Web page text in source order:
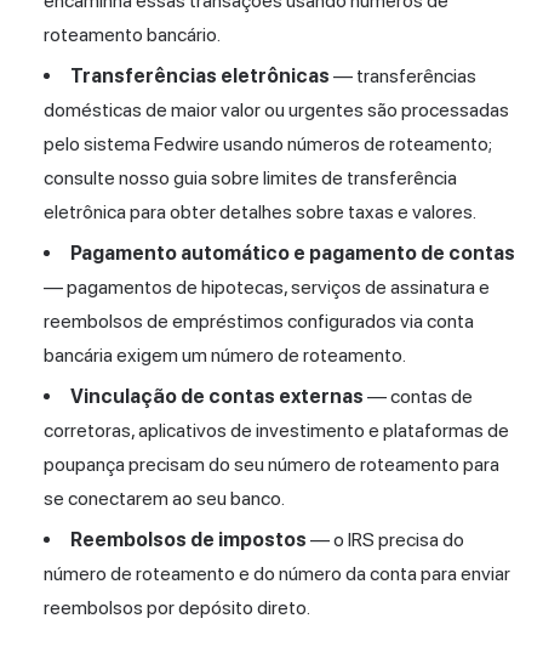
roteamento bancário.
Transferências eletrônicas — transferências
domésticas de maior valor ou urgentes são processadas
pelo sistema Fedwire usando números de roteamento;
consulte nosso guia sobre limites de transferência
eletrônica para obter detalhes sobre taxas e valores.
Pagamento automático e pagamento de contas
— pagamentos de hipotecas, serviços de assinatura e
reembolsos de empréstimos configurados via conta
bancária exigem um número de roteamento.
Vinculação de contas externas — contas de
corretoras, aplicativos de investimento e plataformas de
poupança precisam do seu número de roteamento para
se conectarem ao seu banco.
Reembolsos de impostos — o IRS precisa do
número de roteamento e do número da conta para enviar
reembolsos por depósito direto.